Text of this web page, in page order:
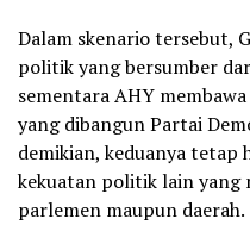
Dalam skenario tersebut,
politik yang bersumber
sementara AHY
yang dibangun Partai
demikian, keduanya tetap
kekuatan politik lain yang
parlemen maupun daerah.